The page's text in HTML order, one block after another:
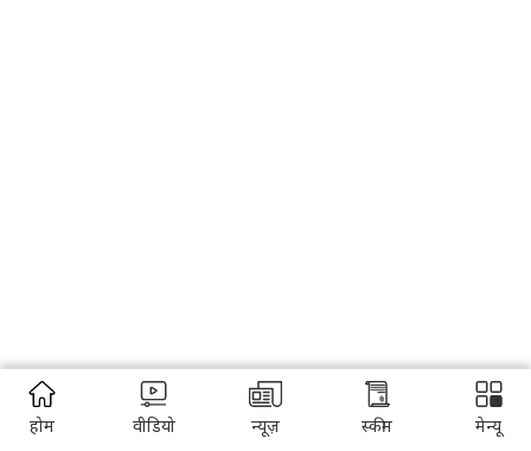
होम वीडियो न्यूज़ स्कीम मेन्यू